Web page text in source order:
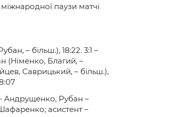
паузи матчі
– більш.), 18:22. 3:1 –
(Німенко, Благий, –
Саврицький, – більш.),
Андрущенко, Рубан –
асистент –